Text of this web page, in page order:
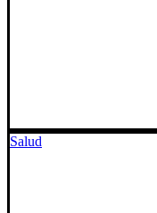
Salud